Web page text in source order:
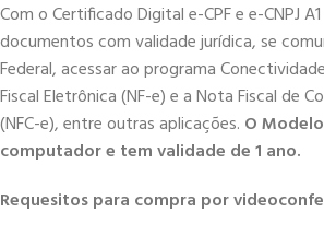
Com o Certificado Digital e-CPF e e-CNPJ
documentos com validade jurídica, se
Federal, acessar ao programa
Fiscal Eletrônica (NF-e) e a Nota Fiscal de
(NFC-e), entre outras aplicações. O
computador e tem validade de 1 ano.
Requesitos para compra por